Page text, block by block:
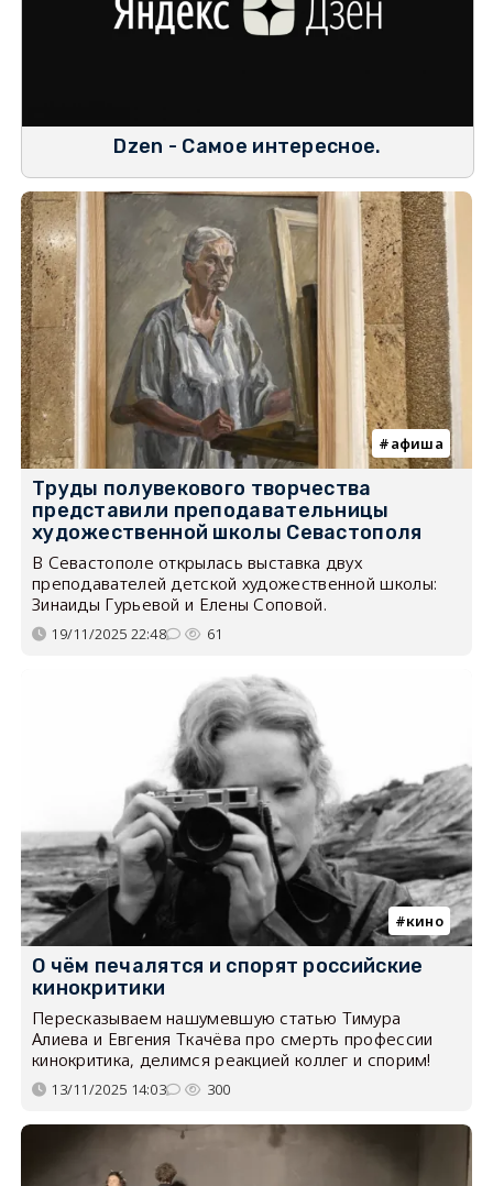
Dzen - Самое интересное.
афиша
Труды полувекового творчества
представили преподавательницы
художественной школы Севастополя
В Севастополе открылась выставка двух
преподавателей детской художественной школы:
Зинаиды Гурьевой и Елены Соповой.
19/11/2025 22:48 61
кино
О чём печалятся и спорят российские
кинокритики
Пересказываем нашумевшую статью Тимура
Алиева и Евгения Ткачёва про смерть профессии
кинокритика, делимся реакцией коллег и спорим!
13/11/2025 14:03 300